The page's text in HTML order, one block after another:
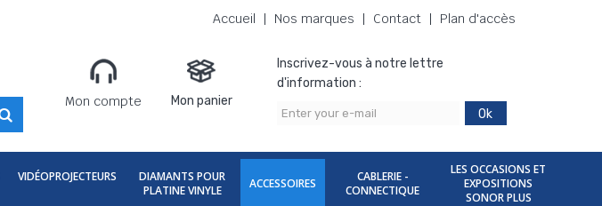
Accueil Nos marques Contact Plan d'accès
Mon compte
Mon panier
Inscrivez-vous à notre lettre
d'information :
Ok
VIDÉOPROJECTEURS
DIAMANTS POUR
PLATINE VINYLE
ACCESSOIRES
CABLERIE -
CONNECTIQUE
LES OCCASIONS ET
EXPOSITIONS
SONOR PLUS